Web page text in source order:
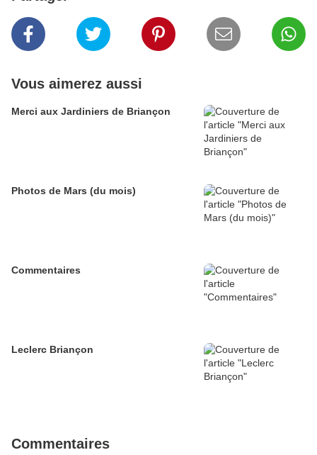
Vous aimerez aussi
Merci aux Jardiniers de Briançon
Photos de Mars (du mois)
Commentaires
Leclerc Briançon
Commentaires